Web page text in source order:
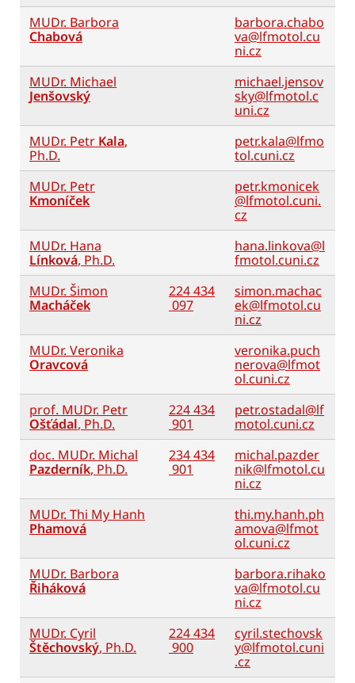
MUDr. Barbora
Chabová
barbora.chabo
va@lfmotol.cu
ni.cz
MUDr. Michael
Jenšovský
michael.jensov
sky@lfmotol.c
uni.cz
MUDr. Petr Kala,
Ph.D.
petr.kala@lfmo
tol.cuni.cz
MUDr. Petr
Kmoníček
petr.kmonicek
@lfmotol.cuni.
cz
MUDr. Hana
Línková, Ph.D.
hana.linkova@l
fmotol.cuni.cz
MUDr. Šimon
Macháček
224 434
097
simon.machac
ek@lfmotol.cu
ni.cz
MUDr. Veronika
Oravcová
veronika.puch
nerova@lfmot
ol.cuni.cz
prof. MUDr. Petr
Ošťádal, Ph.D.
224 434
901
petr.ostadal@lf
motol.cuni.cz
doc. MUDr. Michal
Pazderník, Ph.D.
234 434
901
michal.pazder
nik@lfmotol.cu
ni.cz
MUDr. Thi My Hanh
Phamová
thi.my.hanh.ph
amova@lfmot
ol.cuni.cz
MUDr. Barbora
Řiháková
barbora.rihako
va@lfmotol.cu
ni.cz
MUDr. Cyril
Štěchovský, Ph.D.
224 434
900
cyril.stechovsk
y@lfmotol.cuni
.cz